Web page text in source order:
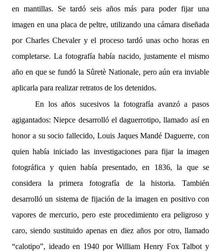
en mantillas. Se tardó seis años más para poder fijar una
imagen en una placa de peltre, utilizando una cámara diseñada
por Charles Chevaler y el proceso tardó unas ocho horas en
completarse. La fotografía había nacido, justamente el mismo
año en que se fundó la Sûretè Nationale, pero aún era inviable
aplicarla para realizar retratos de los detenidos.
En los años sucesivos la fotografía avanzó a pasos
agigantados: Niepce desarrolló el daguerrotipo, llamado así en
honor a su socio fallecido, Louis Jaques Mandé Daguerre, con
quien había iniciado las investigaciones para fijar la imagen
fotográfica y quien había presentado, en 1836, la que se
considera la primera fotografía de la historia. También
desarrolló un sistema de fijación de la imagen en positivo con
vapores de mercurio, pero este procedimiento era peligroso y
caro, siendo sustituido apenas en diez años por otro, llamado
“calotipo”, ideado en 1940 por William Henry Fox Talbot y